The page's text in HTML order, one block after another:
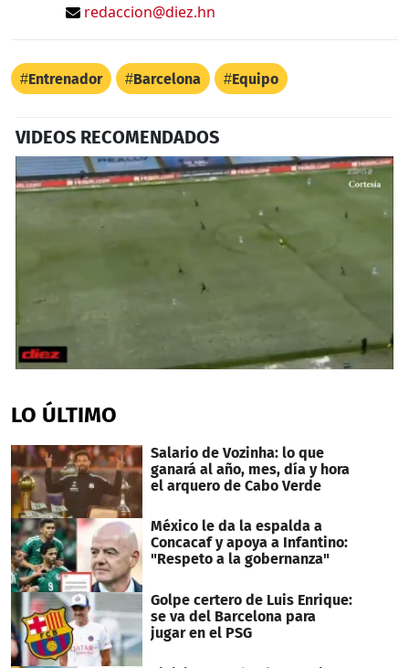
redaccion@diez.hn
Entrenador Barcelona Equipo
VIDEOS RECOMENDADOS
of
1
8
seconds
LO ÚLTIMO
Salario de Vozinha: lo que
ganará al año, mes, día y hora
el arquero de Cabo Verde
México le da la espalda a
Concacaf y apoya a Infantino:
"Respeto a la gobernanza"
Golpe certero de Luis Enrique:
se va del Barcelona para
jugar en el PSG